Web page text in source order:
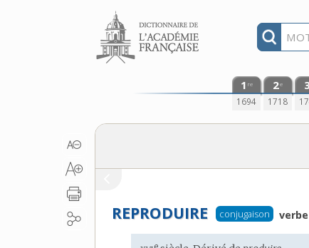
Aller au contenu
1 re
1694
2e
1718
REPRODUIRE conjugaison